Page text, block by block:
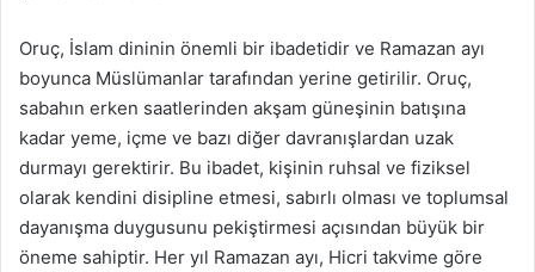
Oruç, İslam dininin önemli bir ibadetidir ve Ramazan ayı
boyunca Müslümanlar tarafından yerine getirilir. Oruç,
sabahın erken saatlerinden akşam güneşinin batışına
kadar yeme, içme ve bazı diğer davranışlardan uzak
durmayı gerektirir. Bu ibadet, kişinin ruhsal ve fiziksel
olarak kendini disipline etmesi, sabırlı olması ve toplumsal
dayanışma duygusunu pekiştirmesi açısından büyük bir
öneme sahiptir. Her yıl Ramazan ayı, Hicri takvime göre